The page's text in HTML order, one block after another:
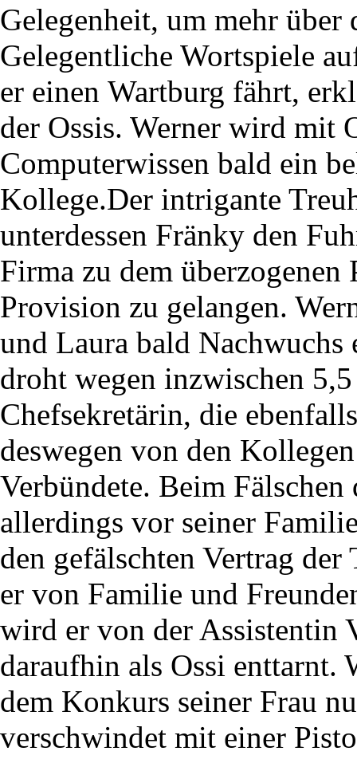
Gelegenheit, um mehr über
Gelegentliche Wortspiele
er einen Wartburg fährt,
der Ossis. Werner wird mit
Computerwissen bald ein
Kollege.Der intrigante
unterdessen Fränky den
Firma zu dem
Provision zu gelangen.
und Laura bald Nachwuchs
droht wegen inzwischen
Chefsekretärin, die
deswegen von den
Verbündete. Beim Fälschen
allerdings vor seiner
den gefälschten Vertrag
er von Familie und
wird er von der Assistentin
daraufhin als Ossi enttarnt.
dem Konkurs seiner Frau
verschwindet mit einer